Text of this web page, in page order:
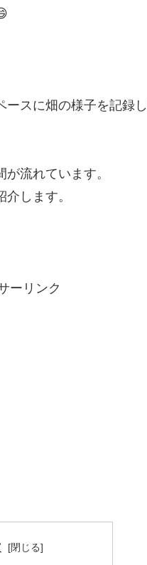
スに畑の様子を記録
流れています。
します。
ーリンク